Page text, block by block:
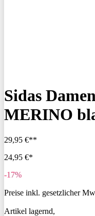
Sidas
MERINO
29,95 €**
24,95 €*
-17%
Preise inkl. gesetzlicher
Artikel lagernd,